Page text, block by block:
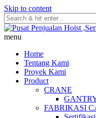
Skip to content
menu
Home
Tentang Kami
Proyek Kami
Product
CRANE
FABRIKASI